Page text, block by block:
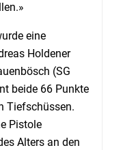
eine
Holdener
(SG
beide 66 Punkte
Tiefschüssen.
Pistole
Alters an den